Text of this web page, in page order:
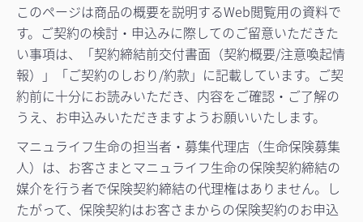
このページは商品の概要を説明するWeb閲覧用の資料で
す。ご契約の検討・申込みに際してのご留意いただきた
い事項は、「契約締結前交付書面（契約概要/注意喚起情
報）」「ご契約のしおり/約款」に記載しています。ご契
約前に十分にお読みいただき、内容をご確認・ご了解の
うえ、お申込みいただきますようお願いいたします。
マニュライフ生命の担当者・募集代理店（生命保険募集
人）は、お客さまとマニュライフ生命の保険契約締結の
媒介を行う者で保険契約締結の代理権はありません。し
たがって、保険契約はお客さまからの保険契約のお申込